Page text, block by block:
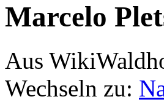
Marcelo
Aus
Wechseln zu: